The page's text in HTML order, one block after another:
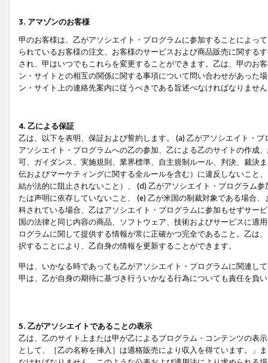
3. アマゾンのお客様
甲のお客様は、乙がアソシエイト・プログラムに参加することによっ
られているお客様の注文、お客様のサービスおよび商品販売に関する
され、甲はいつでもこれらを変更することができます。乙は、甲のお
ン・サイトとの相互の関係に関する事項について問い合わせがあった
ン・サイト上の連絡先案内に従うべきである旨述べなければなりませ
4. 乙による保証
乙は、以下を表明、保証および誓約します。 (a) 乙がアソシエイト・
アソシエイト・プログラムへの乙の参加、乙による乙のサイトの作成
可、ガイダンス、実施規則、業界標準、自主規制ルール、判決、裁決
伝およびマーケティングに関する全ルールを含む）に違反しないこと
結が法的に阻止されないこと）、 (d) 乙がアソシエイト・プログラム
たは声明に依存していないこと、 (e) 乙が米国の制裁対象である場合
科されている場合、乙はアソシエイト・プログラムに参加もせずサー
国の法律と同じ内容の商品、ソフトウェア、技術およびサービスに適
ログラムに関して提供する情報が常に正確かつ完全であること。乙は
択することにより、乙自身の情報を更新することができます。
甲は、いかなる時であっても乙がアソシエイト・プログラムに関連し
甲は、乙が自身の期待に基づき行ういかなる行為についても責任を負
5. 乙がアソシエイトであることの表示
乙は、乙のサイト上または甲が乙によるプログラム・コンテンツの表
として、［乙の名称を挿入］は適格販売により収入を得ています。」